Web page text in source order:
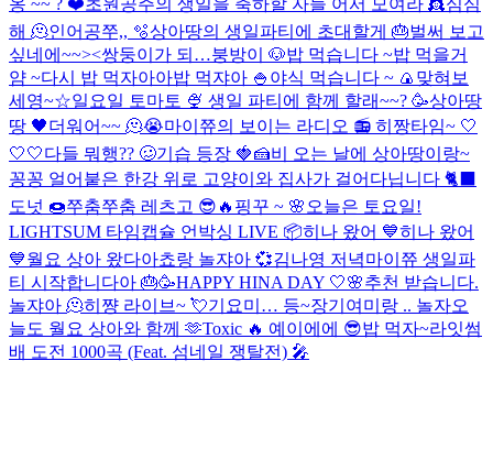
해 🫠인어공쭈,, 🫧상아땅의 생일파티에 초대할게 🎂벌써 보고
싶네에~~><쌍둥이가 되…붕방이 🐶밥 먹습니다 ~밥 먹을거
얌 ~다시 밥 먹자아아밥 먹쟈아 🍚 야식 먹습니다 ~ 🍙 맞혀보
세영~☆일요일 토마토 🍨 생일 파티에 함께 할래~~? 🥳상아땅
땅 🖤더워어~~ 🫠😭마이쮸의 보이는 라디오 📻 히짱타임~ 🤍
🤍🤍다들 뭐행?? 🥴기습 등장 🍓🍰비 오는 날에 상아땅이랑~
꽁꽁 얼어붙은 한강 위로 고양이와 집사가 걸어다닙니다 🐈‍⬛️
도넛 🍩쭈춤쭈춤 레츠고 😎🔥 핑꾸 ~ 🌸 오늘은 토요일!
LIGHTSUM 타임캡슐 언박싱 LIVE 📦히나 왔어 💙히나 왔어
💙월요 상아 왔다아쵸랑 놀쟈아 💞김나영 저녁마이쮸 생일파
티 시작합니다아 🎂🥳HAPPY HINA DAY 🤍🌸추천 받습니다.
놀쟈아 🫠히쨩 라이브~ 💘기요미… 등~장기여미랑 .. 놀자오
늘도 월요 상아와 함께 🫶Toxic 🔥 예이에에 😎밥 먹자~라잇썸
배 도전 1000곡 (Feat. 섬네일 쟁탈전) 🎤